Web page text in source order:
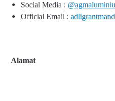
Social Media :
Official Email :
Alamat